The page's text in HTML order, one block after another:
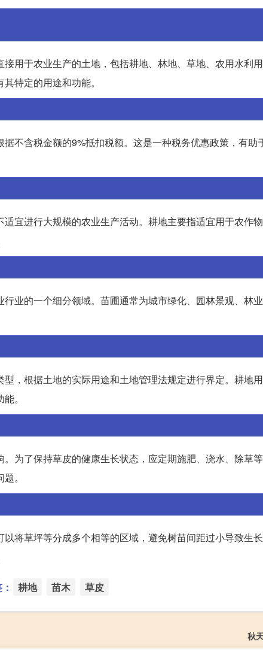
用于农业生产的土地，包括耕地、林地、草地、农用水利
特定的用途和功能。
不含税金额的9%抵扣税额。这是一种税务优惠政策，有助
宜进行大规模的农业生产活动。耕地主要指适宜用于农作
业的一个细分领域。苗圃通常为城市绿化、园林景观、林
，根据土地的实际用途和土地管理法规定进行界定。耕地
。
为了保持草皮的健康生长状态，应定期施肥、浇水、除草
。
将草坪等分成多个相等的区域，避免树苗间距过小导致生长
耕地 苗木 草皮
秋